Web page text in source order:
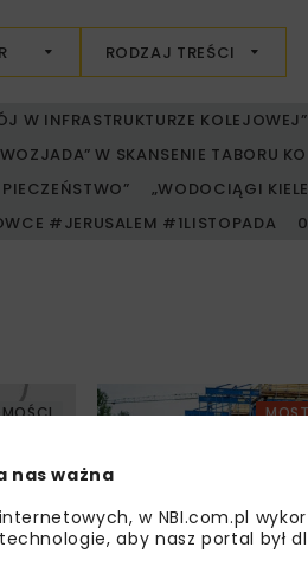
RODZAJ TREŚCI
W INFRASTRUKTURZE KOLEJOWEJ”
W SKANSENIE TABORU
„WODOCIĄGI
#JERUSALEM #1LISTOPADA
nas ważna
w NBI.com.pl
aby nasz portal był